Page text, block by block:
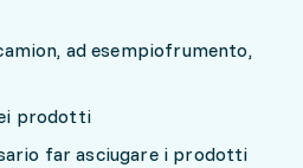
ad esempiofrumento,
prodotti
far asciugare i prodotti